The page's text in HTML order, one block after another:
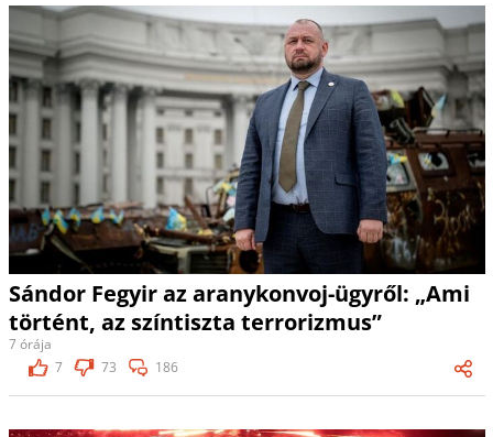
Sándor Fegyir az aranykonvoj-ügyről: „Ami
történt, az színtiszta terrorizmus”
7 órája
7
73 186